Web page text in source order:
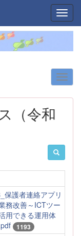
（令和
保護者連絡アプリ
務改善～ICTツー
用できる運用体
1193